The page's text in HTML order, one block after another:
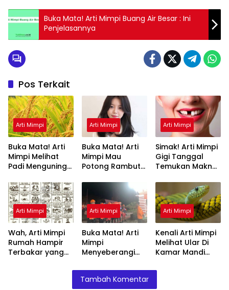
Buka Mata! Arti Mimpi Buang Air Besar : Ini
Penjelasannya
Pos Terkait
Arti Mimpi
Buka Mata! Arti
Mimpi Melihat
Padi Menguning
Diketahui
Arti Mimpi
Buka Mata! Arti
Mimpi Mau
Potong Rambut
Ini Penjelasannya
Arti Mimpi
Simak! Arti Mimpi
Gigi Tanggal
Temukan Makna
Arti Mimpi
Wah, Arti Mimpi
Rumah Hampir
Terbakar yang
Arti Mimpi
Buka Mata! Arti
Mimpi
Menyeberangi
Teman Ternyata
Ini Artinya
Arti Mimpi
Kenali Arti Mimpi
Melihat Ular Di
Kamar Mandi
Ini Penjelasannya
Tambah Komentar